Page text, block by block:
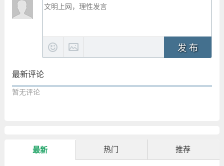
发 布
最新评论
暂无评论
最新 热门 推荐